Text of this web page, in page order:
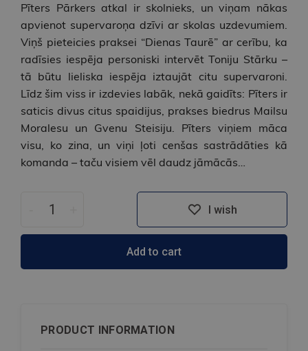
Pīters Pārkers atkal ir skolnieks, un viņam nākas
apvienot supervaroņa dzīvi ar skolas uzdevumiem.
Viņš pieteicies praksei “Dienas Taurē” ar cerību, ka
radīsies iespēja personiski intervēt Toniju Stārku –
tā būtu lieliska iespēja iztaujāt citu supervaroni.
Līdz šim viss ir izdevies labāk, nekā gaidīts: Pīters ir
saticis divus citus spaidijus, prakses biedrus Mailsu
Moralesu un Gvenu Steisiju. Pīters viņiem māca
visu, ko zina, un viņi ļoti cenšas sastrādāties kā
komanda – taču visiem vēl daudz jāmācās…
I wish
Add to cart
PRODUCT INFORMATION